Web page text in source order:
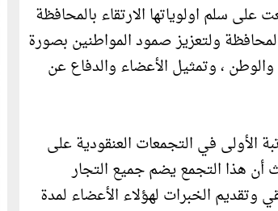
سلم اولوياتها الارتقاء بالمحافظة
ولتعزيز صمود المواطنين بصورة
، وتمثيل الأعضاء والدفاع عن
الآيزو رقم (900:2000 ) سنة 2004 ، وعلى المرتبة الأولى في التجمعات العنقودية على
هذا التجمع يضم جميع التجار
وتقديم الخبرات لهؤلاء الأعضاء لمدة